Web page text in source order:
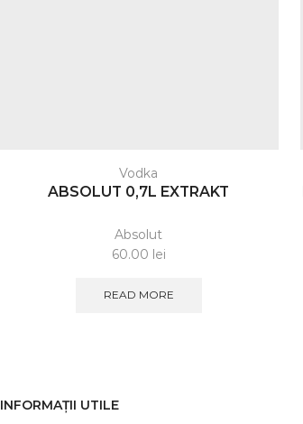
Vodka
ABSOLUT 0,7L EXTRAKT
Absolut
60.00 lei
READ MORE
INFORMAȚII UTILE